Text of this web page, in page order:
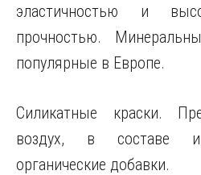
эластичностью и
прочностью.
популярные в Европе.
Силикатные краски.
воздух, в составе
органические добавки.